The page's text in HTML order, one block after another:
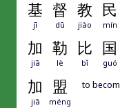
基 督 教 民
jī dū jiào mín
加 勒 比 国
jiā lè bǐ guó
加 盟
jiā méng
to